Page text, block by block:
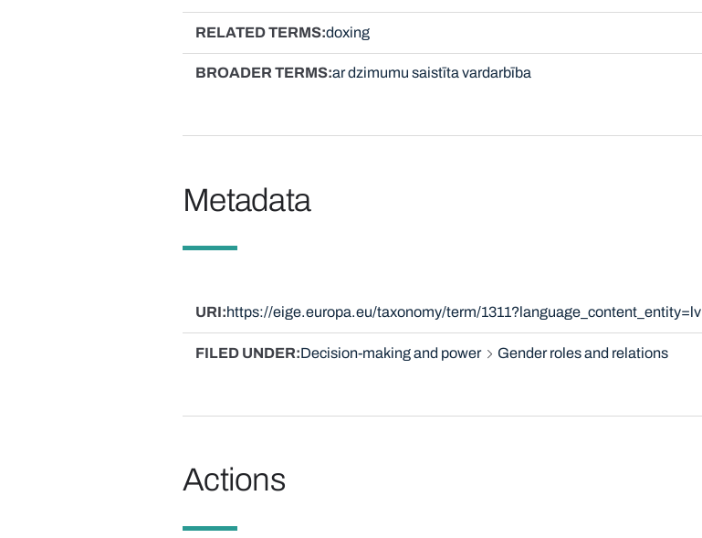
RELATED TERMS doxing
BROADER TERMS ar dzimumu saistīta vardarbība
Metadata
URI https://eige.europa.eu/taxonomy/term/1311?language_content_entity=lv
FILED UNDER Decision-making and power Gender roles and relations
Actions